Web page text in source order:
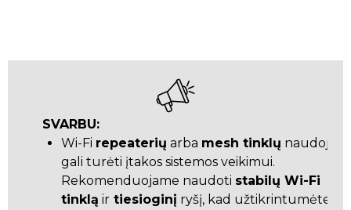
SVARBU:
Wi-Fi repeaterių arba mesh tinklų
gali turėti įtakos sistemos veikimui.
Rekomenduojame naudoti stabilų Wi-Fi
tinklą ir tiesioginį ryšį, kad užtikrintumėte